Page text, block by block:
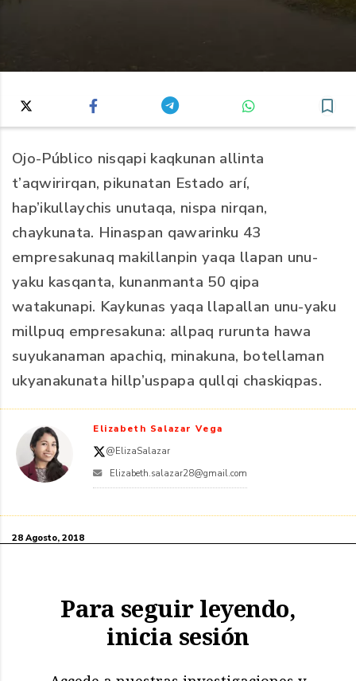
Ojo-Público nisqapi kaqkunan allinta
t’aqwirirqan, pikunatan Estado arí,
hap’ikullaychis unutaqa, nispa nirqan,
chaykunata. Hinaspan qawarinku 43
empresakunaq makillanpin yaqa llapan unu-
yaku kasqanta, kunanmanta 50 qipa
watakunapi. Kaykunas yaqa llapallan unu-yaku
millpuq empresakuna: allpaq rurunta hawa
suyukanaman apachiq, minakuna, botellaman
ukyanakunata hillp’uspapa qullqi chaskiqpas.
Elizabeth Salazar Vega
@ElizaSalazar
Elizabeth.salazar28@gmail.com
28 Agosto, 2018
Para seguir leyendo,
inicia sesión